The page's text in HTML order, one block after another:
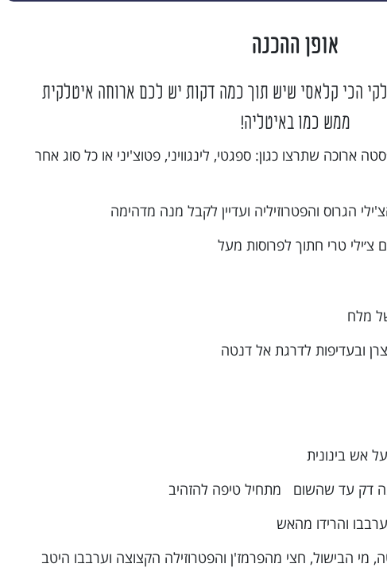
אופן ההכנה
הכי קלאסי שיש תוך כמה דקות יש לכם ארוחה איטלקית
ממש כמו באיטליה!
ארוכה שתרצו כגון: ספגטי, לינגוויני, פטוצ'יני או כל סוג אחר
הגרוס והפטרוזיליה ועדיין לקבל מנה מדהימה
צ׳ילי טרי חתוך לפרוסות מעל
מלח
ובעדיפות לדרגת אל דנטה
אש בינונית
דק עד שהשום מתחיל טיפה להזהיב
והרידו מהאש
הבישול, חצי מהפרמז'ן והפטרוזילה הקצוצה וערבבו היטב